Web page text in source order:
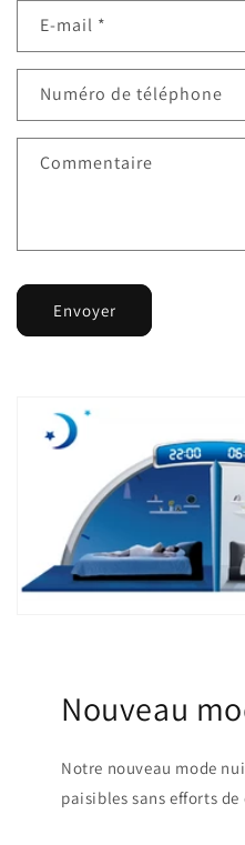
E-mail *
Numéro de téléphone
Commentaire
Envoyer
Nouveau
Notre nouveau mode
paisibles sans efforts